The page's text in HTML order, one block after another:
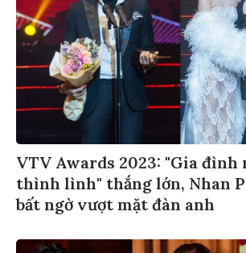
VTV Awards 2023: "Gia
thình lình" thắng lớn, Nhan
bất ngờ vượt mặt đàn anh